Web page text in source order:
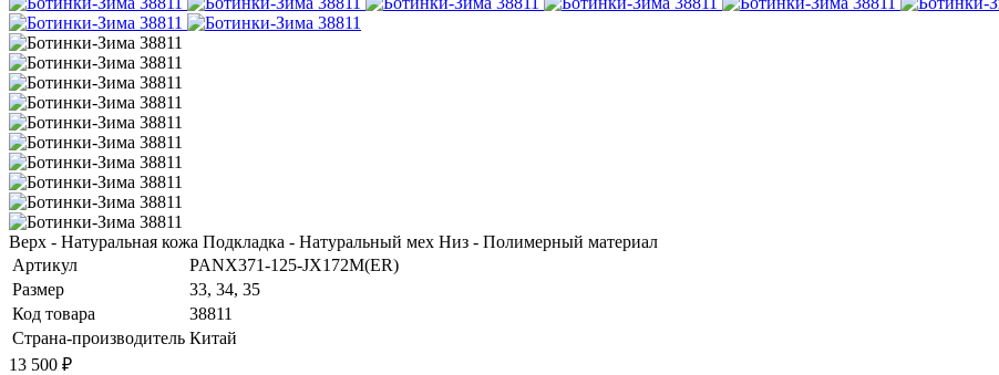
Верх - Натуральная кожа Подкладка - Натуральный мех Низ - Полимерный материал
Артикул
PANX371-125-JX172M(ER)
Размер
33, 34, 35
Код товара
38811
Страна-производитель Китай
13 500 ₽